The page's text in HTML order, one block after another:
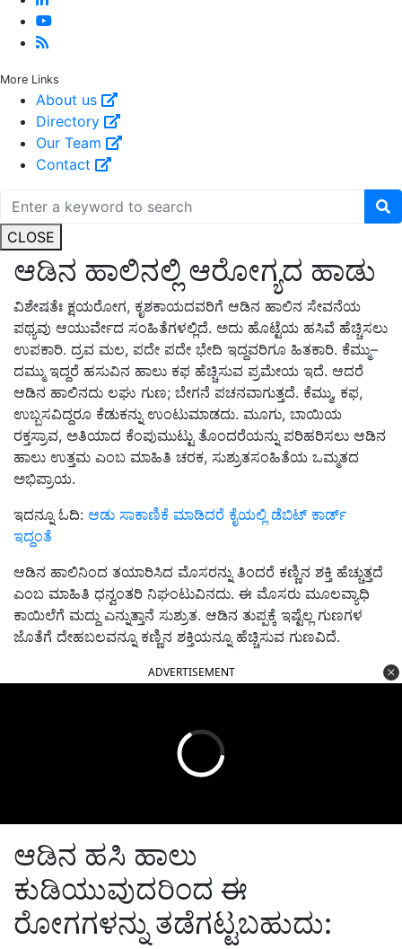
More Links
About us
Directory
Our Team
Contact
CLOSE
ಆಡಿನ ಹಾಲಿನಲ್ಲಿ ಆರೋಗ್ಯದ ಹಾಡು
ವಿಶೇಷತೆಃ ಕ್ಷಯರೋಗ, ಕೃಶಕಾಯದವರಿಗೆ ಆಡಿನ ಹಾಲಿನ ಸೇವನೆಯ
ಪಥ್ಯವು ಆಯುರ್ವೇದ ಸಂಹಿತೆಗಳಲ್ಲಿದೆ. ಅದು ಹೊಟ್ಟೆಯ ಹಸಿವೆ ಹೆಚ್ಚಿಸಲು
ಉಪಕಾರಿ. ದ್ರವ ಮಲ, ಪದೇ ಪದೇ ಭೇದಿ ಇದ್ದವರಿಗೂ ಹಿತಕಾರಿ. ಕೆಮ್ಮು–
ದಮ್ಮು ಇದ್ದರೆ ಹಸುವಿನ ಹಾಲು ಕಫ ಹೆಚ್ಚಿಸುವ ಪ್ರಮೇಯ ಇದೆ. ಆದರೆ
ಆಡಿನ ಹಾಲಿನದು ಲಘು ಗುಣ; ಬೇಗನೆ ಪಚನವಾಗುತ್ತದೆ. ಕೆಮ್ಮು, ಕಫ,
ಉಬ್ಬಸವಿದ್ದರೂ ಕೆಡುಕನ್ನು ಉಂಟುಮಾಡದು. ಮೂಗು, ಬಾಯಿಯ
ರಕ್ತಸ್ರಾವ, ಅತಿಯಾದ ಕೆಂಪುಮುಟ್ಟು ತೊಂದರೆಯನ್ನು ಪರಿಹರಿಸಲು ಆಡಿನ
ಹಾಲು ಉತ್ತಮ ಎಂಬ ಮಾಹಿತಿ ಚರಕ, ಸುಶ್ರುತಸಂಹಿತೆಯ ಒಮ್ಮತದ
ಅಭಿಪ್ರಾಯ.
ಇದನ್ನೂ ಓದಿ: ಆಡು ಸಾಕಾಣಿಕೆ ಮಾಡಿದರೆ ಕೈಯಲ್ಲಿ ಡೆಬಿಟ್ ಕಾರ್ಡ್
ಇದ್ದಂತೆ
ಆಡಿನ ಹಾಲಿನಿಂದ ತಯಾರಿಸಿದ ಮೊಸರನ್ನು ತಿಂದರೆ ಕಣ್ಣಿನ ಶಕ್ತಿ ಹೆಚ್ಚುತ್ತದೆ
ಎಂಬ ಮಾಹಿತಿ ಧನ್ವಂತರಿ ನಿಘಂಟುವಿನದು. ಈ ಮೊಸರು ಮೂಲವ್ಯಾಧಿ
ಕಾಯಿಲೆಗೆ ಮದ್ದು ಎನ್ನುತ್ತಾನೆ ಸುಶ್ರುತ. ಆಡಿನ ತುಪ್ಪಕ್ಕೆ ಇಷ್ಟೆಲ್ಲ ಗುಣಗಳ
ಜೊತೆಗೆ ದೇಹಬಲವನ್ನೂ ಕಣ್ಣಿನ ಶಕ್ತಿಯನ್ನೂ ಹೆಚ್ಚಿಸುವ ಗುಣವಿದೆ.
ADVERTISEMENT
ಆಡಿನ ಹಸಿ ಹಾಲು
ಕುಡಿಯುವುದರಿಂದ ಈ
ರೋಗಗಳನ್ನು ತಡೆಗಟ್ಟಬಹುದು: